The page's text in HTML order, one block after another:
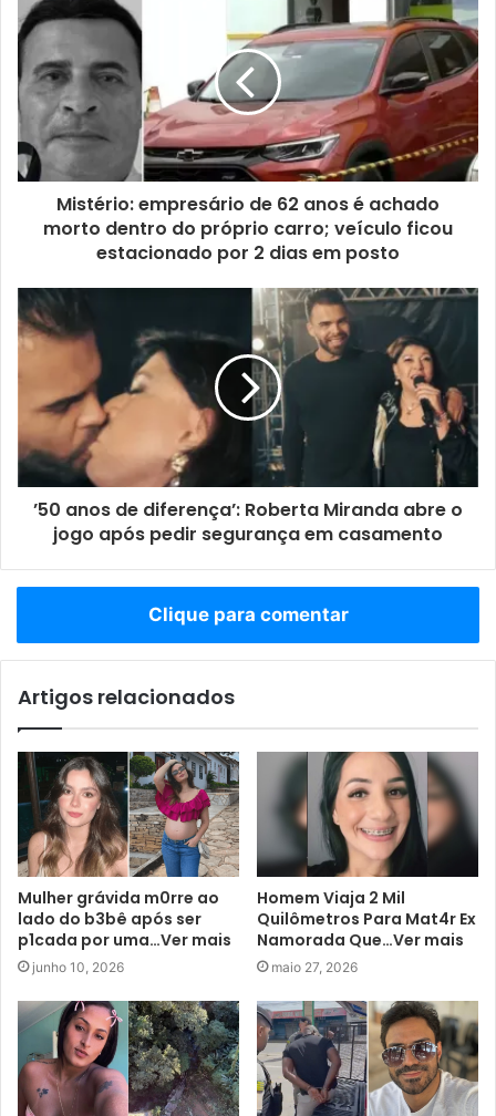
Mistério: empresário de 62 anos é achado
morto dentro do próprio carro; veículo ficou
estacionado por 2 dias em posto
’50 anos de diferença’: Roberta Miranda abre o
jogo após pedir segurança em casamento
Clique para comentar
Artigos relacionados
Mulher grávida m0rre ao
lado do b3bê após ser
p1cada por uma…Ver mais
junho 10, 2026
Homem Viaja 2 Mil
Quilômetros Para Mat4r Ex
Namorada Que…Ver mais
maio 27, 2026